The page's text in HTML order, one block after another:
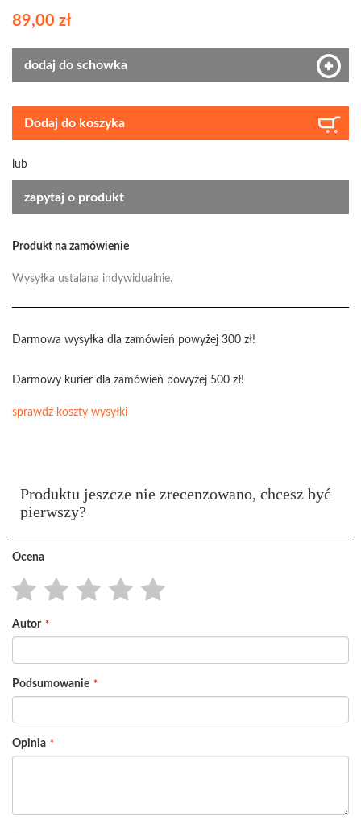
89,00 zł
dodaj do schowka
Dodaj do koszyka
lub
zapytaj o produkt
Produkt na zamówienie
Wysyłka ustalana indywidualnie.
Darmowa wysyłka dla zamówień powyżej 300 zł!
Darmowy kurier dla zamówień powyżej 500 zł!
sprawdź koszty wysyłki
Produktu jeszcze nie zrecenzowano, chcesz być
pierwszy?
Ocena
star
stars
stars
stars
stars
Autor
Podsumowanie
Opinia